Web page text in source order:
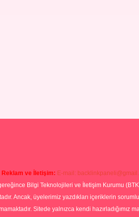
Reklam ve İletişim: E-mail:
Bilgi Teknolojileri ve İletişim Kurumu
Ancak, üyelerimiz yazdıkları içeriklerin
Sitede yalnızca kendi